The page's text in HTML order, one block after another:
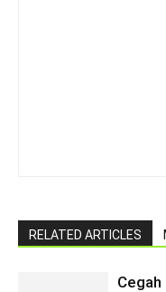
RELATED ARTICLES